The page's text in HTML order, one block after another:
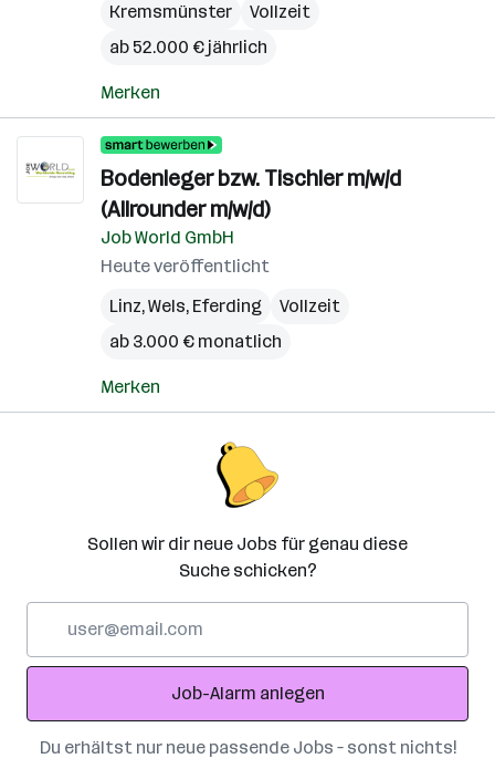
Kremsmünster
Vollzeit
ab 52.000 € jährlich
Merken
Bodenleger bzw. Tischler m/w/d
(Allrounder m/w/d)
Job World GmbH
Heute veröffentlicht
Linz,Wels, Eferding
Vollzeit
ab 3.000 € monatlich
Merken
Sollen wir dir neue Jobs für genau diese
Suche schicken?
Adresse
Job-Alarm anlegen
Du erhältst nur neue passende Jobs – sonst nichts!